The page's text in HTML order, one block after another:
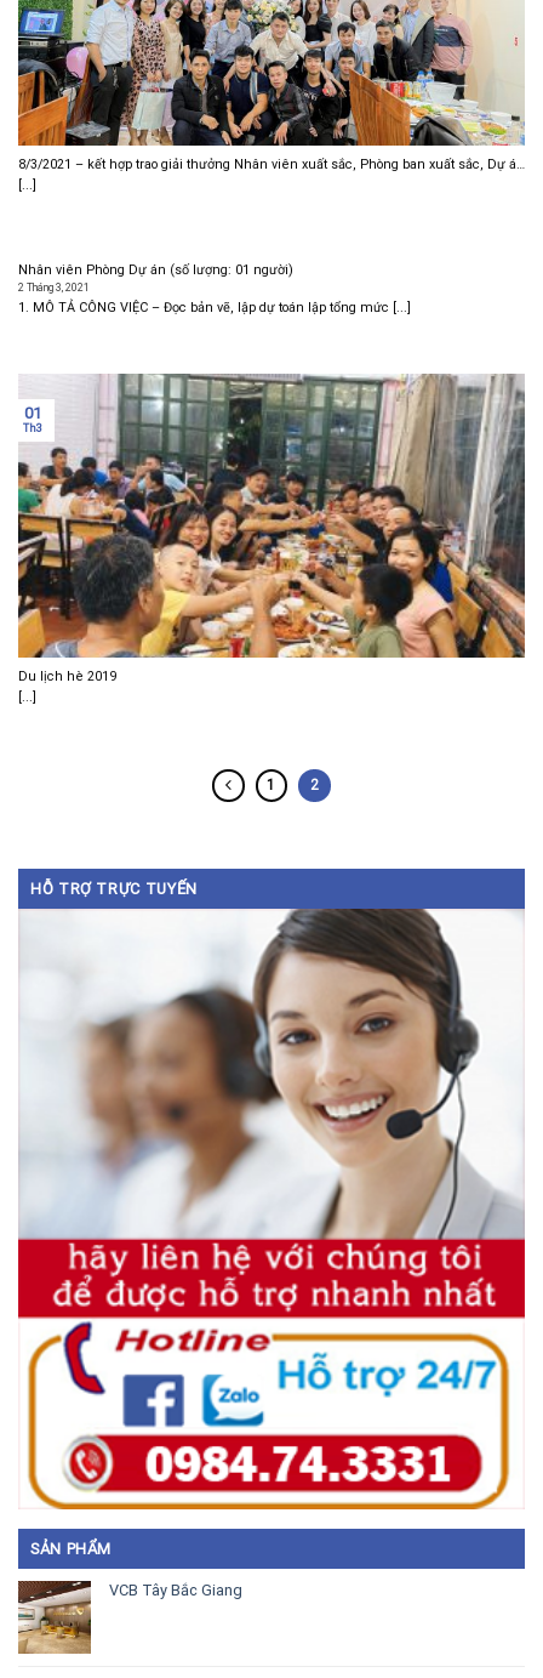
8/3/2021 – kết hợp trao giải thưởng Nhân viên xuất sắc, Phòng ban xuất sắc, Dự án
tốt nhất năm 2020
[...]
Nhân viên Phòng Dự án (số lượng: 01 người)
2 Tháng 3, 2021
1. MÔ TẢ CÔNG VIỆC – Đọc bản vẽ, lập dự toán lập tổng mức [...]
Du lịch hè 2019
[...]
01
Th3
1 2
HỖ TRỢ TRỰC TUYẾN
SẢN PHẨM
VCB Tây Bắc Giang